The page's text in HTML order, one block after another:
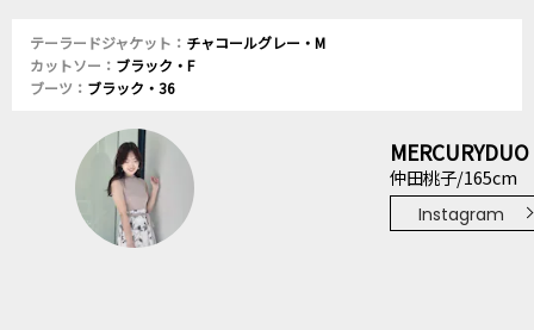
テーラードジャケット： チャコールグレー・M
カットソー： ブラック・F
ブーツ： ブラック・36
MERCURYDUO
仲田桃子/165cm
Instagram